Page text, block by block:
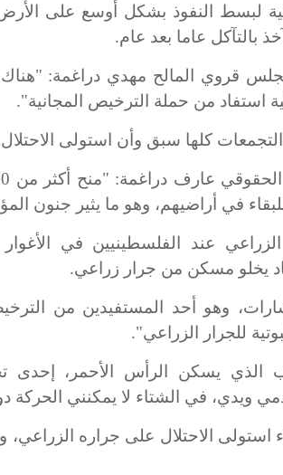
لبسط النفوذ بشكل أوسع على
بالتآكل عاما بعد عام.
استفاد من حملة الترخيص المجانية".
كلها سبق وأن استولى
في أراضيهم، وهو ما يثير جنون
الزراعي عند الفلسطينيين في
يخلو مسكن من جرار زراعي.
وهو أحد المستفيدين من
للجرار الزراعي".
الذي يسكن الرأس الأحمر، إحدى
ويدي، في الشتاء لا يمكنني الحركة
استولى الاحتلال على جراره